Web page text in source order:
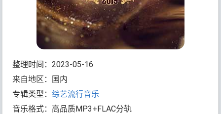
整理时间：2023-05-16
来自地区：国内
专辑类型：综艺流行音乐
音乐格式：高品质MP3+FLAC分轨